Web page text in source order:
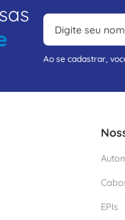
Ao se cadastrar,
EPIs